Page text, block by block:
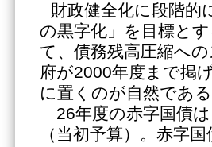
財政健全化に段階的
の黒字化」を目標と
て、債務残高圧縮へ
府が2000年度まで掲
に置くのが自然である
26年度の赤字国債
（当初予算）。赤字